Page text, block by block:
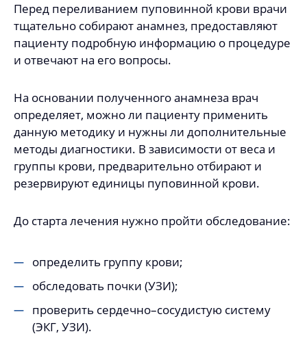
Перед переливанием пуповинной крови врачи
тщательно собирают анамнез, предоставляют
пациенту подробную информацию о процедуре
и отвечают на его вопросы.
На основании полученного анамнеза врач
определяет, можно ли пациенту применить
данную методику и нужны ли дополнительные
методы диагностики. В зависимости от веса и
группы крови, предварительно отбирают и
резервируют единицы пуповинной крови.
До старта лечения нужно пройти обследование:
определить группу крови;
обследовать почки (УЗИ);
проверить сердечно–сосудистую систему
(ЭКГ, УЗИ).